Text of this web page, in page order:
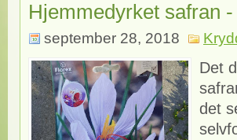
Hjemmedyrket safran
september 28, 2018
Det
det